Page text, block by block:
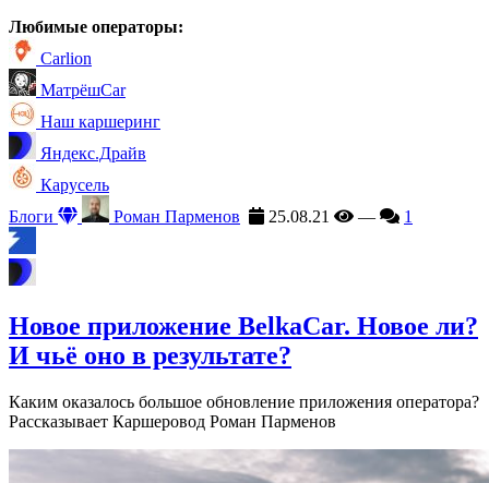
Любимые операторы:
Carlion
МатрёшCar
Наш каршеринг
Яндекс.Драйв
Карусель
Блоги
Роман Парменов 25.08.21 — 1
Новое приложение BelkaCar. Новое ли?
И чьё оно в результате?
Каким оказалось большое обновление приложения оператора?
Рассказывает Каршеровод Роман Парменов